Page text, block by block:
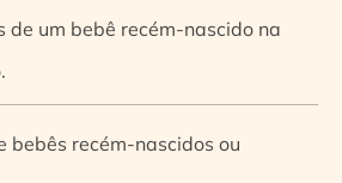
de um bebê recém-nascido na
bebês recém-nascidos ou